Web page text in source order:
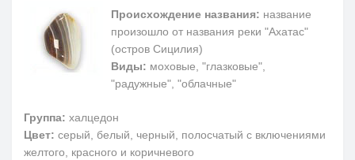
Происхождение названия: название
произошло от названия реки "Ахатас"
(остров Сицилия)
Виды: моховые, "глазковые",
"радужные", "облачные"
Группа: халцедон
Цвет: серый, белый, черный, полосчатый с включениями
желтого, красного и коричневого